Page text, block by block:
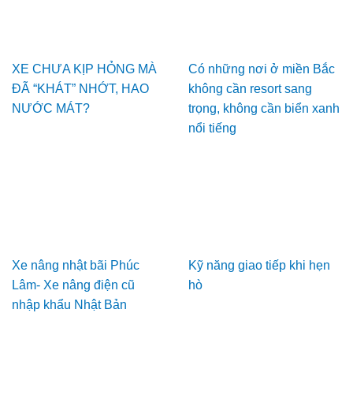
XE CHƯA KỊP HỎNG MÀ
ĐÃ “KHÁT” NHỚT, HAO
NƯỚC MÁT?
Có những nơi ở miền Bắc
không cần resort sang
trọng, không cần biển xanh
nổi tiếng
Xe nâng nhật bãi Phúc
Lâm- Xe nâng điện cũ
nhập khẩu Nhật Bản
Kỹ năng giao tiếp khi hẹn
hò